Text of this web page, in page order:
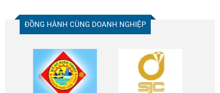
ĐỒNG HÀNH CÙNG DOANH NGHIỆP